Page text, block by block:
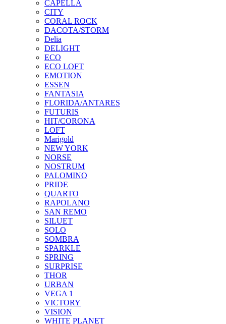
CAPELLA
CITY
CORAL ROCK
DACOTA/STORM
Delia
DELIGHT
ECO
ECO LOFT
EMOTION
ESSEN
FANTASIA
FLORIDA/ANTARES
FUTURIS
HIT/CORONA
LOFT
Marigold
NEW YORK
NORSE
NOSTRUM
PALOMINO
PRIDE
QUARTO
RAPOLANO
SAN REMO
SILUET
SOLO
SOMBRA
SPARKLE
SPRING
SURPRISE
THOR
URBAN
VEGA 1
VICTORY
VISION
WHITE PLANET